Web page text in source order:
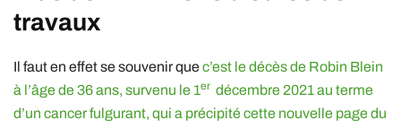
travaux
Il faut en effet se souvenir quec’est le décès de Robin Blein
à l’âge de 36 ans, survenu le 1er décembre 2021 au terme
d’un cancer fulgurant, qui a précipité cette nouvelle page du